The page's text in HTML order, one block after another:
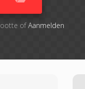
ofAanmelden